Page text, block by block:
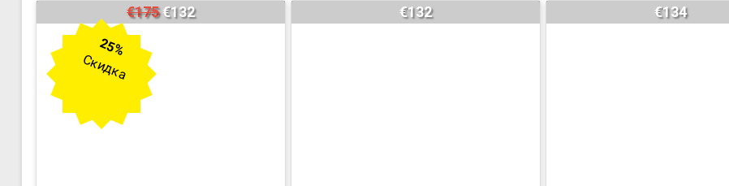
€175€132
25%
Скидка
€132 €134